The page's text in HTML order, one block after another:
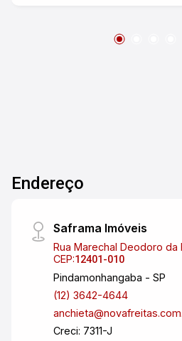
uma visita, entre em contato!
Endereço
Saframa Imóveis
Rua Marechal Deodoro da
CEP:12401-010
Pindamonhangaba - SP
(12) 3642-4644
Creci: 7311-J